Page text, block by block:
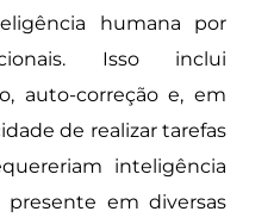
humana por
Isso inclui
auto-correção e, em
de realizar tarefas
inteligência
em diversas